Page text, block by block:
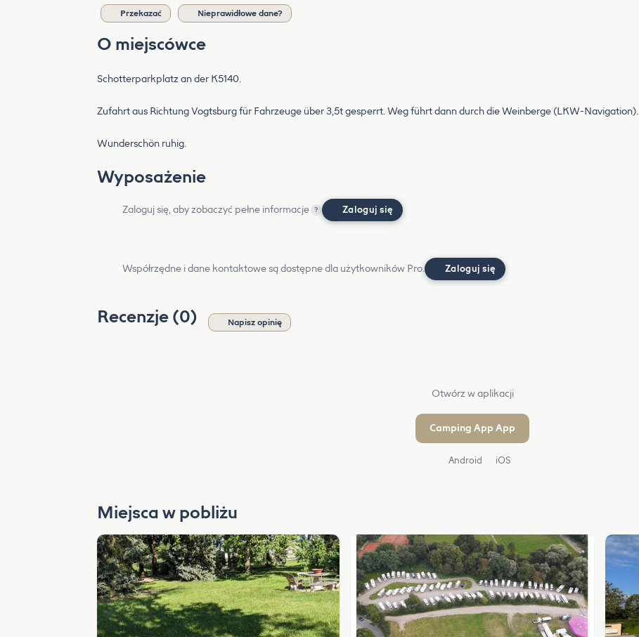
Przekazać Nieprawidłowe dane?
O miejscówce
Schotterparkplatz an der K5140.
Zufahrt aus Richtung Vogtsburg für Fahrzeuge über 3,5t gesperrt. Weg führt dann durch die Weinberge (LKW-Navigation).
Wunderschön ruhig.
Wyposażenie
Zaloguj się, aby zobaczyć pełne informacje ? Zaloguj się
Współrzędne i dane kontaktowe są dostępne dla użytkowników Pro. Zaloguj się
Recenzje (0) Napisz opinię
Otwórz w aplikacji
Camping App App
Android iOS
Miejsca w pobliżu